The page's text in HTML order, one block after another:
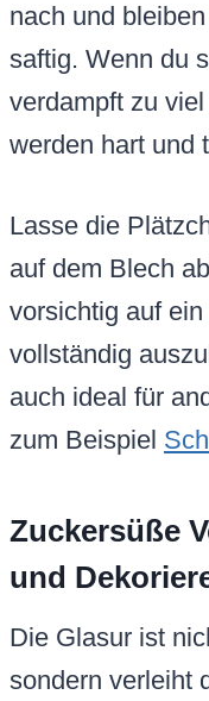
nach und
saftig. Wenn du
verdampft zu
werden hart und
Lasse die
auf dem Blech
vorsichtig auf
vollständig
auch ideal für
zum Beispiel
Zuckersüße
und
Die Glasur ist
sondern verleiht